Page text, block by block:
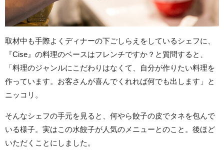
取材中も手際よくディナーの下ごしらえをしているシェフに、
『Cise』の料理のベースはフレンチですか？と質問すると、
「料理のジャンルにこだわりはなくて、自分が作りたい料理を
作っています。お客さんが喜んでくれれば何でも出します」と
ニッコリ。
そんなシェフの手元を見ると、何やら餃子の皮でタネを包んで
いる様子。実はこの水餃子が人気のメニューとのこと。後ほど
いただくことにしました。